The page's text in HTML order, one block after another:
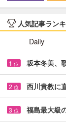
人気記事ラン
Daily
1 位 坂本冬美、
2 位 西川貴教に
3 位 福島最大級